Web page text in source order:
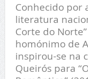
Conhecido por
literatura
Corte do
homónimo de
inspirou-se na
Queirós para